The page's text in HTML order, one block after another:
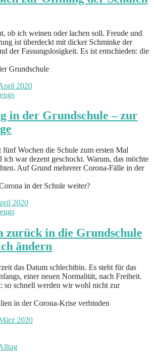
ob ich weinen oder lachen soll. Freude und
ist überdeckt mit dicker Schminke der
der Fassungslosigkeit. Es ist entschieden: die
2020
in der Grundschule – zur
fünf Wochen die Schule zum ersten Mal
ich war dezent geschockt. Warum, das möchte
Auf Grund mehrerer Corona-Fälle in der
2020
zurück in die Grundschule
ändern
das Datum schlechthin. Es steht für das
einer neuen Normalität, nach Freiheit.
so schnell werden wir wohl nicht zur
2020